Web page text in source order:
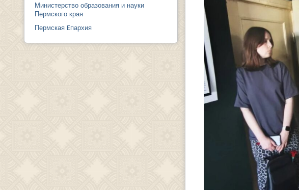
Министерство образования и науки
Пермского края
Пермская Eпархия